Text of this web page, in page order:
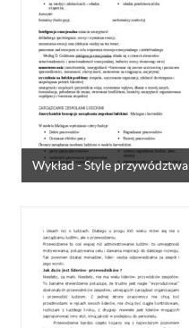
Wykład - Style przywództwa